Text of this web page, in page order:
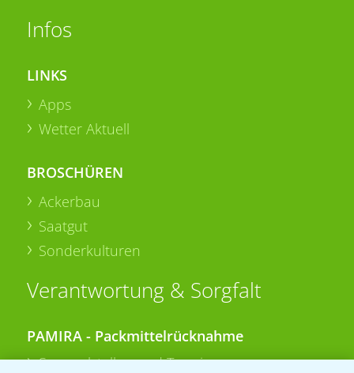
Infos
LINKS
Apps
Wetter Aktuell
BROSCHÜREN
Ackerbau
Saatgut
Sonderkulturen
Verantwortung & Sorgfalt
PAMIRA - Packmittelrücknahme
Sammelstellen und Termine